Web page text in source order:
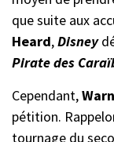
que suite aux
Heard,Disney
Pirate des
Cependant,
pétition.
tournage du